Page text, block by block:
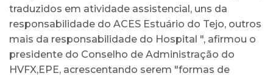
traduzidos em atividade assistencial, uns da
responsabilidade do ACES Estuário do Tejo, outros
mais da responsabilidade do Hospital ", afirmou o
presidente do Conselho de Administração do
HVFX,EPE, acrescentando serem "formas de